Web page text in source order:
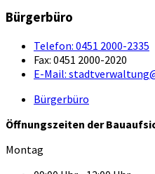
Bürgerbüro
Telefon: 0451 2000-2335
Fax: 0451 2000-2020
E-Mail:
Bürgerbüro
Öffnungszeiten der
Montag